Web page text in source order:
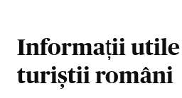
Informații
turiștii români